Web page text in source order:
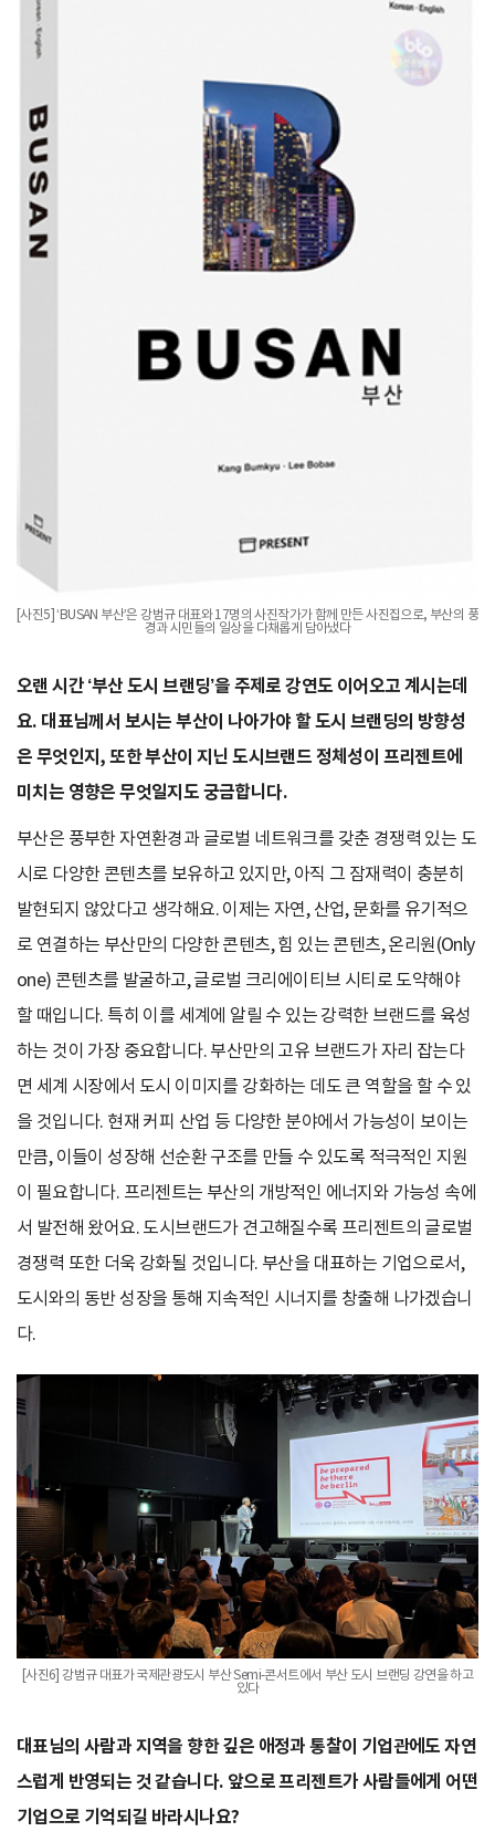
[사진5] ‘BUSAN 부산’은 강범규 대표와 17명의 사진작가가 함께 만든 사진집으로, 부산의 풍
경과 시민들의 일상을 다채롭게 담아냈다
오랜 시간 ‘부산 도시 브랜딩’을 주제로 강연도 이어오고 계시는데
요. 대표님께서 보시는 부산이 나아가야 할 도시 브랜딩의 방향성
은 무엇인지, 또한 부산이 지닌 도시브랜드 정체성이 프리젠트에
미치는 영향은 무엇일지도 궁금합니다.
부산은 풍부한 자연환경과 글로벌 네트워크를 갖춘 경쟁력 있는 도
시로 다양한 콘텐츠를 보유하고 있지만, 아직 그 잠재력이 충분히
발현되지 않았다고 생각해요. 이제는 자연, 산업, 문화를 유기적으
로 연결하는 부산만의 다양한 콘텐츠, 힘 있는 콘텐츠, 온리원(Only
one) 콘텐츠를 발굴하고, 글로벌 크리에이티브 시티로 도약해야
할 때입니다. 특히 이를 세계에 알릴 수 있는 강력한 브랜드를 육성
하는 것이 가장 중요합니다. 부산만의 고유 브랜드가 자리 잡는다
면 세계 시장에서 도시 이미지를 강화하는 데도 큰 역할을 할 수 있
을 것입니다. 현재 커피 산업 등 다양한 분야에서 가능성이 보이는
만큼, 이들이 성장해 선순환 구조를 만들 수 있도록 적극적인 지원
이 필요합니다. 프리젠트는 부산의 개방적인 에너지와 가능성 속에
서 발전해 왔어요. 도시브랜드가 견고해질수록 프리젠트의 글로벌
경쟁력 또한 더욱 강화될 것입니다. 부산을 대표하는 기업으로서,
도시와의 동반 성장을 통해 지속적인 시너지를 창출해 나가겠습니
다.
[사진6] 강범규 대표가 국제관광도시 부산 Semi-콘서트에서 부산 도시 브랜딩 강연을 하고
있다
대표님의 사람과 지역을 향한 깊은 애정과 통찰이 기업관에도 자연
스럽게 반영되는 것 같습니다. 앞으로 프리젠트가 사람들에게 어떤
기업으로 기억되길 바라시나요?